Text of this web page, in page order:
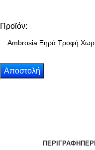
Προϊόν:
ΠΕΡΙΓΡΑΦΗ